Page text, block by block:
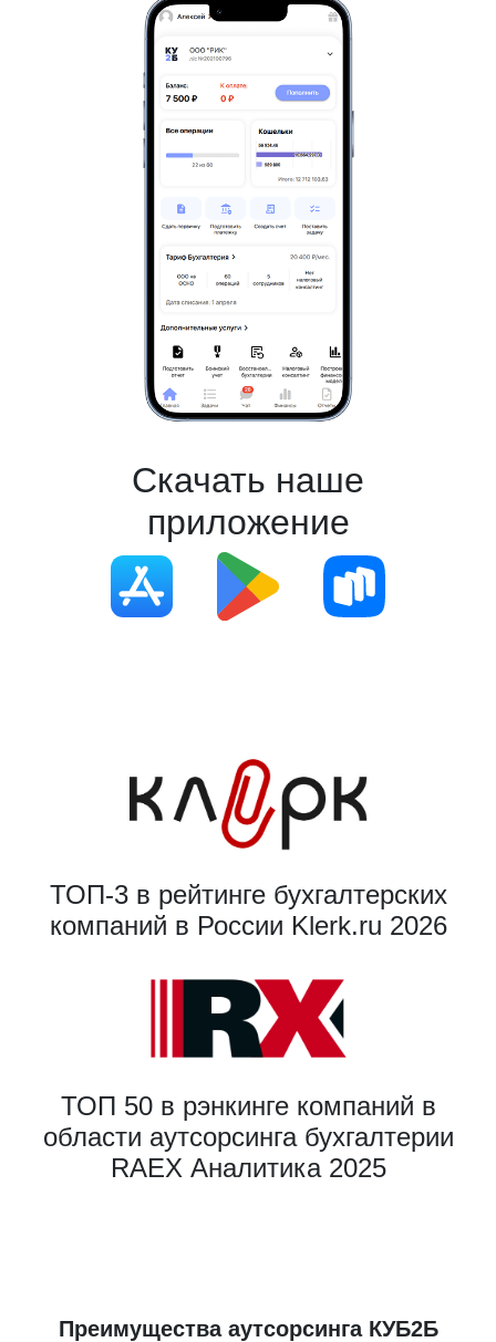
Скачать наше
приложение
ТОП-3 в рейтинге бухгалтерских
компаний в России Klerk.ru 2026
ТОП 50 в рэнкинге компаний в
области аутсорсинга бухгалтерии
RAEX Аналитика 2025
Преимущества аутсорсинга КУБ2Б